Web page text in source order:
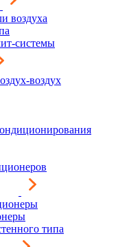
воздуха
системы
воздух
типа